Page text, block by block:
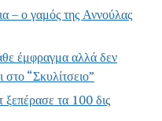
– ο γαμός της Αννούλας
έμφραγμα αλλά δεν
“Σκυλίτσειο”
τα 100 δις